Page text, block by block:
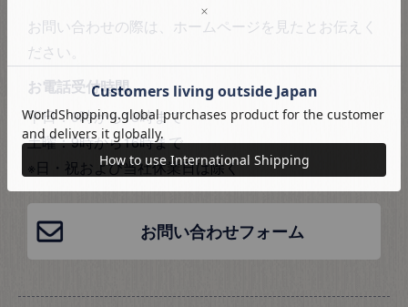
お問い合わせの際は、ホームページを見たとお伝えく
ださい。
お電話受付時間
平日：9時から18時まで
土曜：9時から16時まで
※日・祝および当社休業日は除く
お問い合わせフォーム